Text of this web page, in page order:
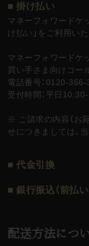
■ 掛け払い
マネーフォワードケ
け払い」をご利用いた
マネーフォワードケ
買い手さま向けコー
電話番号：0120-366-
受付時間：平日
※ ご請求の内容（お
せにつきましては、
■ 代金引換
■ 銀行振込（前払い
配送方法につ